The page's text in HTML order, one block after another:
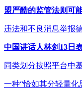
盟严酷的监管法则可
违法和不良消息举报
中国讲话人林剑13日
同类划分按照平台中
一种“恰如其分轻量化